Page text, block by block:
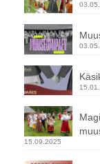
15.09.2025